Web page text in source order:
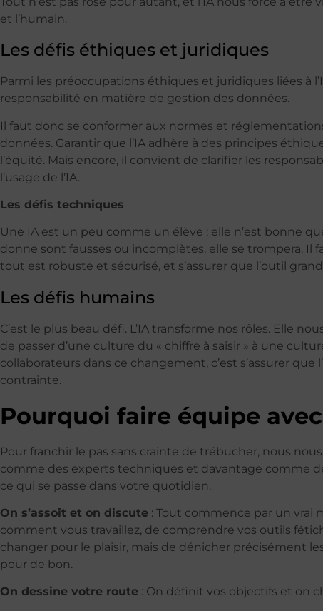
et l’humain.
Les défis éthiques et juridiques
Parmi les préoccupations éthiques et juridiques liées à
responsabilité en matière de gestion des données.
Il faut donc se conformer aux normes et
données. Garantir que l’IA adhère à des principes
l’équité. Mais encore, il convient de clarifier les
l’usage de l’IA.
Les défis techniques
Une IA est un peu comme un élève : elle n’est bonne
donne sont fausses ou incomplètes, elle se trompera.
tout est robuste et sécurisé, et s’assurer que l’outil
Les défis humains
C’est le plus beau défi. L’IA transforme nos rôles. Elle
de passer d’une culture du « chiffre à saisir » à une
collaborateurs dans ce changement, c’est s’assurer
contrainte.
Pourquoi faire équipe
Pour franchir le pas sans crainte de trébucher, nous
comme des experts techniques et davantage comme
ce qui se passe dans votre quotidien.
On s’assoit et on discute : Tout commence par un vrai
comment vous travaillez, de comprendre vos outils
changer pour le plaisir, mais de dénicher précisément
pour de bon.
On dessine votre route : On définit vos objectifs et on